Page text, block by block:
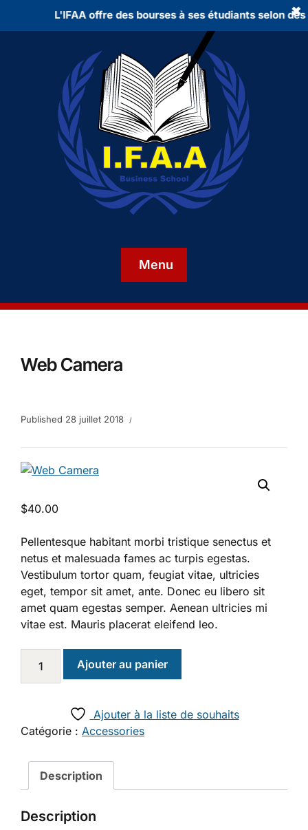
L'IFAA offre des bourses à ses étudiants selon ✖
Menu
Web Camera
Published 28 juillet 2018
$40.00
Pellentesque habitant morbi tristique senectus et
netus et malesuada fames ac turpis egestas.
Vestibulum tortor quam, feugiat vitae, ultricies
eget, tempor sit amet, ante. Donec eu libero sit
amet quam egestas semper. Aenean ultricies mi
vitae est. Mauris placerat eleifend leo.
Ajouter au panier
Ajouter à la liste de souhaits
Catégorie : Accessories
Description
Description